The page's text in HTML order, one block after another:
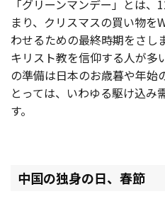
「グリーンマンデー」とは
まり、クリスマスの買い物を
わせるための最終時期をさし
キリスト教を信仰する人が多
の準備は日本のお歳暮や年始
とっては、いわゆる駆け込み
す。
中国の独身の日、春節